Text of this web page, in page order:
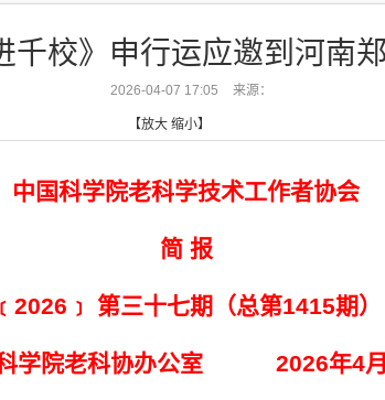
千校》申行运应邀到河南
2026-04-07 17:05 来源：
【放大 缩小】
中国科学院老科学技术工作者协会
简 报
﹝2026﹞ 第三十七期（总第1415期）
学院老科协办公室 2026年4月